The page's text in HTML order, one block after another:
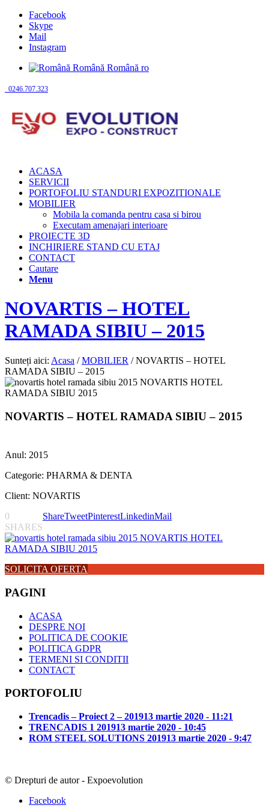
Facebook
Skype
Mail
Instagram
Română Română ro
0246.707.323
ACASA
SERVICII
PORTOFOLIU STANDURI EXPOZITIONALE
MOBILIER
Mobila la comanda pentru casa si birou
Executam amenajari interioare
PROIECTE 3D
INCHIRIERE STAND CU ETAJ
CONTACT
Cautare
Menu
NOVARTIS – HOTEL
RAMADA SIBIU – 2015
Sunteți aici: Acasa / MOBILIER / NOVARTIS – HOTEL
RAMADA SIBIU – 2015
NOVARTIS – HOTEL RAMADA SIBIU – 2015
Anul: 2015
Categorie: PHARMA & DENTA
Client: NOVARTIS
0
SHARES
ShareTweetPinterestLinkedinMail
SOLICITA OFERTA
PAGINI
ACASA
DESPRE NOI
POLITICA DE COOKIE
POLITICA GDPR
TERMENI SI CONDITII
CONTACT
PORTOFOLIU
Trencadis – Proiect 2 – 201913 martie 2020 - 11:21
TRENCADIS 1 201913 martie 2020 - 10:45
ROM STEEL SOLUTIONS 201913 martie 2020 - 9:47
© Drepturi de autor - Expoevolution
Facebook